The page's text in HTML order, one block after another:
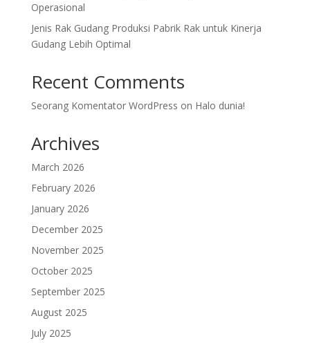
Operasional
Jenis Rak Gudang Produksi Pabrik Rak untuk Kinerja
Gudang Lebih Optimal
Recent Comments
Seorang Komentator WordPress on Halo dunia!
Archives
March 2026
February 2026
January 2026
December 2025
November 2025
October 2025
September 2025
August 2025
July 2025